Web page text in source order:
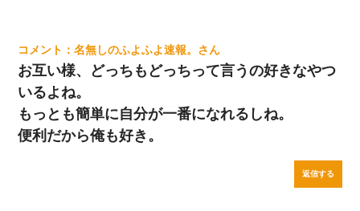
名無しのふよふよ速報。
お互い様、どっちもどっちって言うの好きなやつ
いるよね。
もっとも簡単に自分が一番になれるしね。
便利だから俺も好き。
返信する